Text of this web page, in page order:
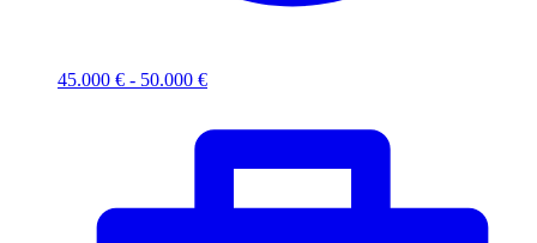
45.000 € - 50.000 €